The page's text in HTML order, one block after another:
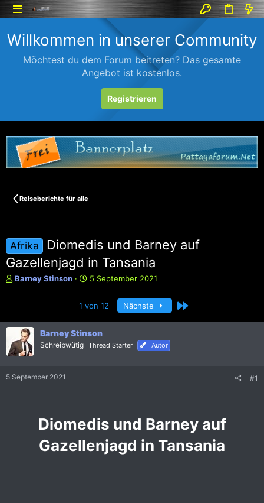
Willkommen in unserer Community
Möchtest du dem Forum beitreten? Das gesamte
Angebot ist kostenlos.
Registrieren
Reiseberichte für alle
Afrika
Diomedis und Barney auf
Gazellenjagd in Tansania
E
e
l
e
Barney Stinson
E
t
e
l
l
5 September 2021
1 von 12 Nächste Letzte
Barney Stinson
Schreibwütig Thread Starter Autor
5 September 2021 #1
Diomedis und Barney auf
Gazellenjagd in Tansania